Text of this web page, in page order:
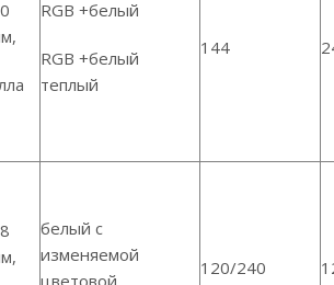
RGB +белый
RGB +белый
теплый
144
белый с
изменяемой
цветовой
120/240